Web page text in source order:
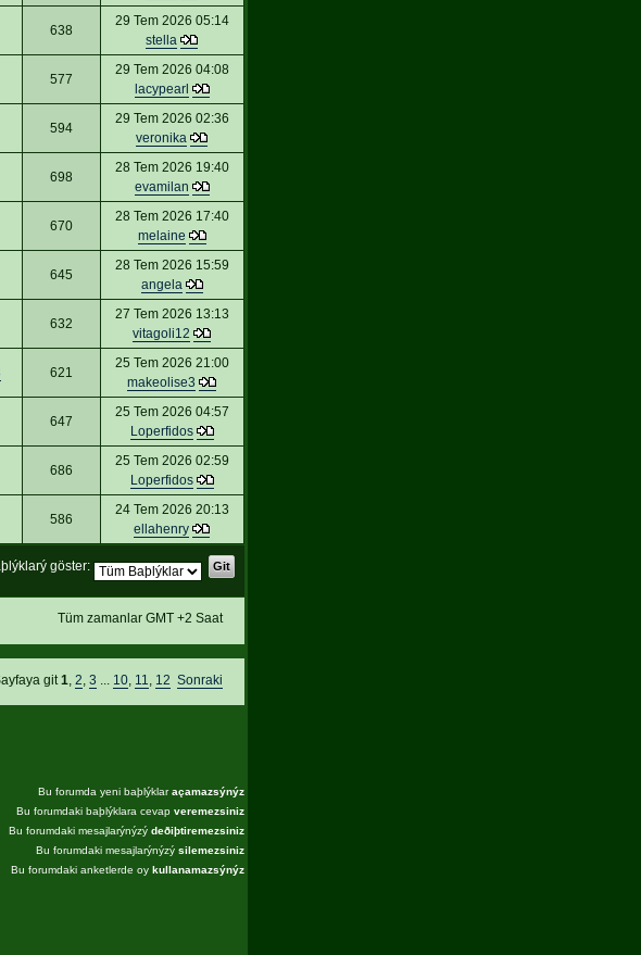
638
29 Tem 2026 05:14
stella
577
29 Tem 2026 04:08
lacypearl
594
29 Tem 2026 02:36
veronika
698
28 Tem 2026 19:40
evamilan
670
28 Tem 2026 17:40
melaine
645
28 Tem 2026 15:59
angela
632
27 Tem 2026 13:13
vitagoli12
621
25 Tem 2026 21:00
makeolise3
647
25 Tem 2026 04:57
Loperfidos
686
25 Tem 2026 02:59
Loperfidos
586
24 Tem 2026 20:13
ellahenry
göster:
Tüm zamanlar GMT +2 Saat
git1 ,2 ,3 10 11 12 Sonraki
Bu forumda yeni baþlýklaraçamazsýnýz
Bu forumdaki baþlýklara cevap veremezsiniz
Bu forumdaki mesajlarýnýzý deðiþtiremezsiniz
Bu forumdaki mesajlarýnýzý silemezsiniz
Bu forumdaki anketlerde oy kullanamazsýnýz